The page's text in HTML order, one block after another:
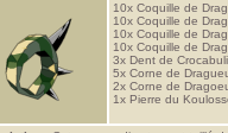
10x Coquille de
10x Coquille de
10x Coquille de
10x Coquille de
3x Dent de
5x Corne de
2x Corne de
1x Pierre du